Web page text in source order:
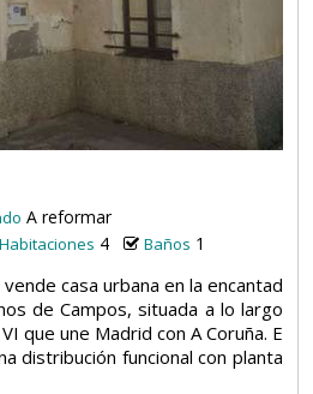
A reformar
Habitaciones 4 Baños 1
casa urbana en la encantad
de Campos, situada a lo largo
que une Madrid con A Coruña. E
distribución funcional con planta